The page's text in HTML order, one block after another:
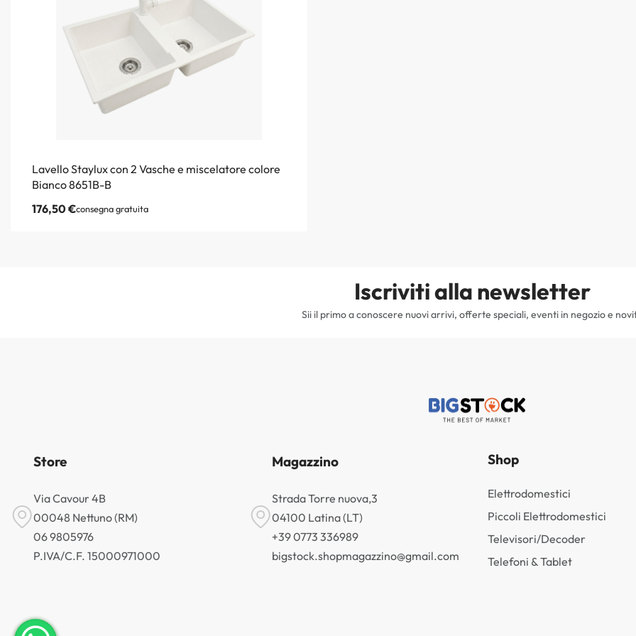
Lavello Staylux con 2 Vasche e miscelatore colore
Bianco 8651B-B
176,50€consegna gratuita
Iscriviti alla newsletter
Sii il primo a conoscere nuovi arrivi, offerte speciali, eventi in negozio e
Store
Via Cavour 4B
00048 Nettuno (RM)
06 9805976
P.IVA/C.F. 15000971000
Magazzino
Strada Torre nuova,3
04100 Latina (LT)
+39 0773 336989
bigstock.shopmagazzino@gmail.com
Shop
Elettrodomestici
Piccoli Elettrodomestici
Televisori/Decoder
Telefoni & Tablet